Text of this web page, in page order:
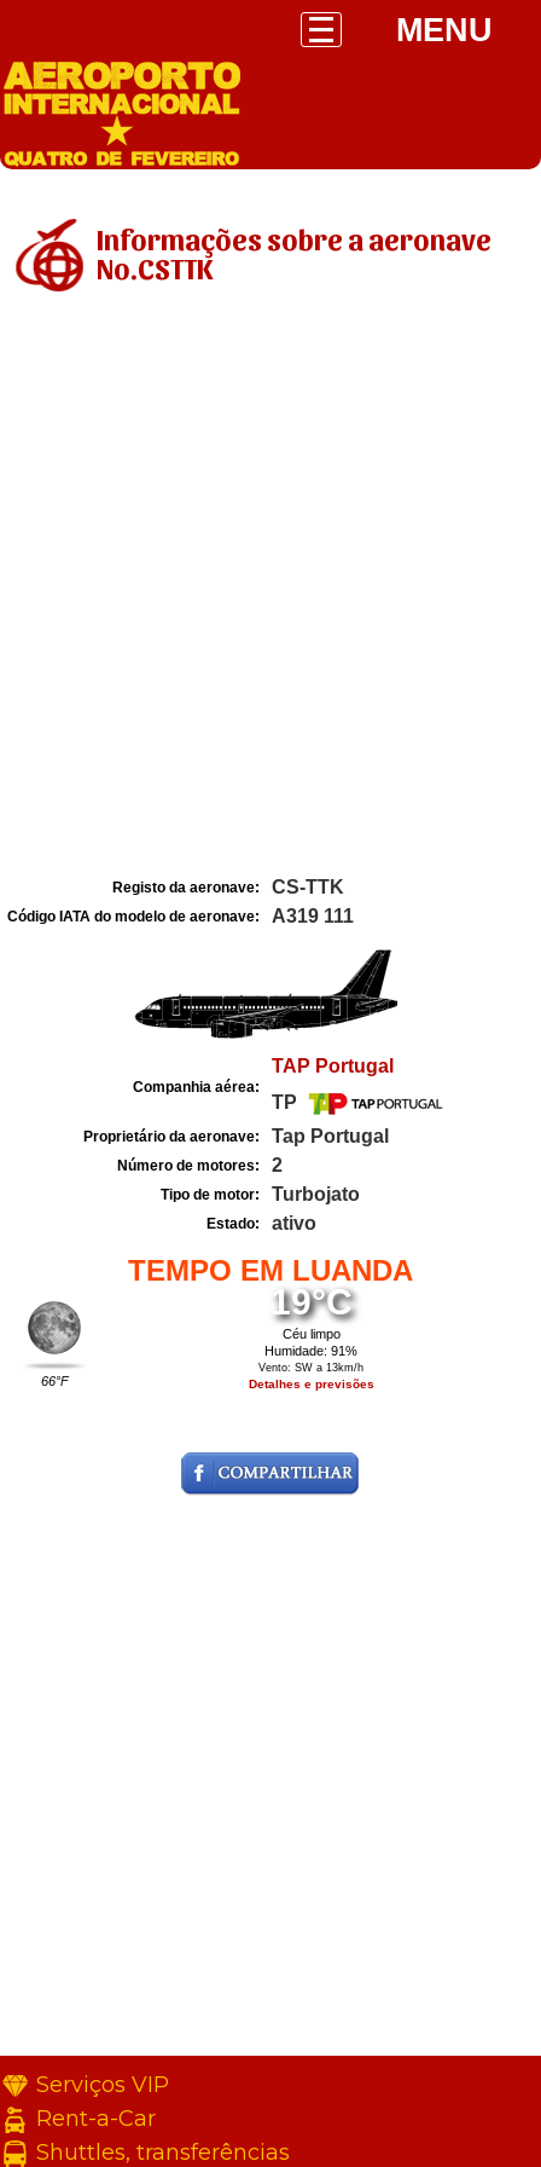
MENU
Informações sobre a aeronave
No.CSTTK
Registo da aeronave: CS-TTK
Código IATA do modelo de aeronave: A319 111
Companhia aérea:
TAP Portugal
TP
Proprietário da aeronave: Tap Portugal
Número de motores: 2
Tipo de motor: Turbojato
Estado: ativo
TEMPO EM LUANDA
66°F
19°C
Céu limpo
Humidade: 91%
Vento: SW a 13km/h
Detalhes e previsões
Serviços VIP
Rent-a-Car
Shuttles, transferências